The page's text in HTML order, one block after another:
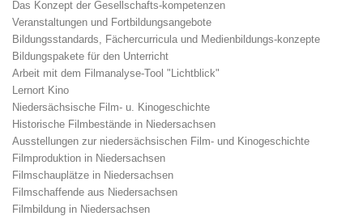
Das Konzept der Gesellschafts-kompetenzen
Veranstaltungen und Fortbildungsangebote
Bildungsstandards, Fächercurricula und Medienbildungs-konzepte
Bildungspakete für den Unterricht
Arbeit mit dem Filmanalyse-Tool "Lichtblick"
Lernort Kino
Niedersächsische Film- u. Kinogeschichte
Historische Filmbestände in Niedersachsen
Ausstellungen zur niedersächsischen Film- und Kinogeschichte
Filmproduktion in Niedersachsen
Filmschauplätze in Niedersachsen
Filmschaffende aus Niedersachsen
Filmbildung in Niedersachsen